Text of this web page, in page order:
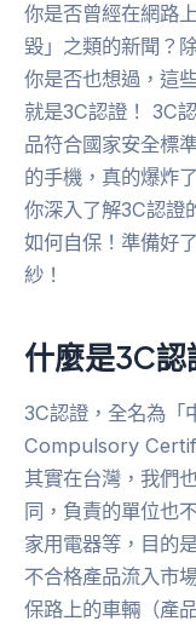
你是否曾經在網路
毀」之類的新聞？
你是否也想過，這
就是3C認證！ 3C
品符合國家安全標
的手機，真的爆炸
你深入了解3C認證
如何自保！準備好
紗！
什麼是3C認
3C認證，全名為「
Compulsory
其實在台灣，我們
同，負責的單位也
家用電器等，目的
不合格產品流入市
保路上的車輛（產